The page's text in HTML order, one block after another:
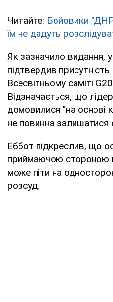
Читайте: Бойовики
їм не дадуть
Як зазначило видання,
підтвердив присутність
Всесвітньому саміті
Відзначається, що
домовилися "на основі
не повинна залишатися
Еббот підкреслив, що
приймаючою стороною
може піти на
розсуд.